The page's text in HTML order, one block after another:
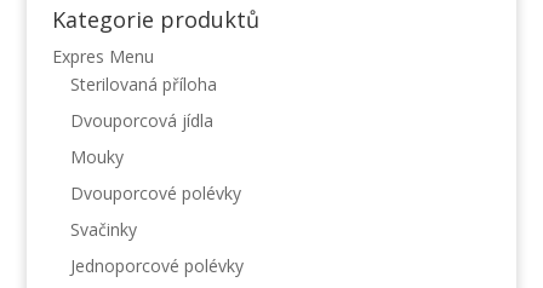
Kategorie produktů
Expres Menu
Sterilovaná příloha
Dvouporcová jídla
Mouky
Dvouporcové polévky
Svačinky
Jednoporcové polévky